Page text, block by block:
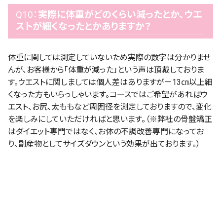
Q10： 実際に体重がどのくらい減ったとか、ウエ
ストが細くなったとかありますか？
体重に関しては測定していないため実際の数字は分かりませ
んが、お客様から「体重が減った」という声は頂戴しておりま
す。ウエストに関しましては個人差はありますが－13㎝以上細
くなった方もいらっしゃいます。コースではご希望があればウ
エスト、お尻、太ももなど周囲径を測定しておりますので、変化
を楽しみにしていただければと思います。（※弊社の骨盤矯正
はダイエット専門ではなく、お体の不調改善専門になってお
り、副産物としてサイズダウンという効果が出ております。）